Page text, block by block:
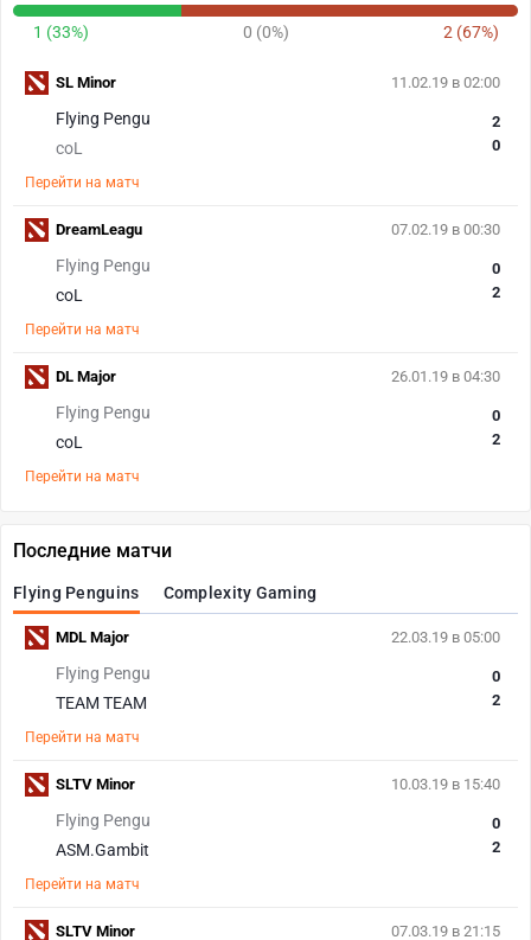
1 (33%) 0 (0%) 2 (67%)
11.02.19 в 02:00
Flying Pengu
coL
2
0
Перейти на матч
SL Minor
07.02.19 в 00:30
Flying Pengu
coL
0
2
Перейти на матч
DreamLeagu
26.01.19 в 04:30
Flying Pengu
coL
0
2
Перейти на матч
DL Major
Последние матчи
Flying Penguins Complexity Gaming
22.03.19 в 05:00
Flying Pengu
TEAM TEAM
0
2
Перейти на матч
MDL Major
10.03.19 в 15:40
Flying Pengu
ASM.Gambit
0
2
Перейти на матч
SLTV Minor
07.03.19 в 21:15
SLTV Minor